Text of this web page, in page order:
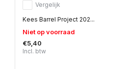
Vergelijk
Kees Barrel Project 202...
Niet op voorraad
€5,40
Incl. btw